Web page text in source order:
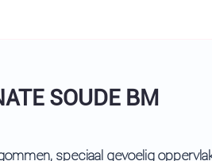
SOUDE BM
speciaal gevoelig